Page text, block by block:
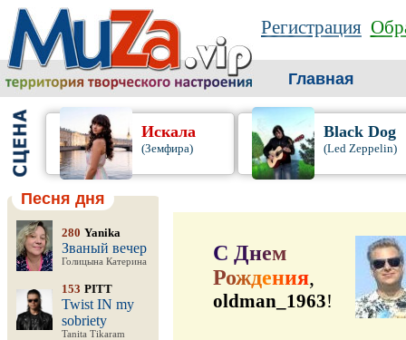
Регистрация
Главная
Искала
(Земфира)
Black Dog
(Led Zeppelin)
Песня дня
280 Yanika
Званый вечер
Голицына Катерина
153 PITT
Twist IN my
sobriety
Tanita Tikaram
С Днем
Рождения,
oldman_1963!